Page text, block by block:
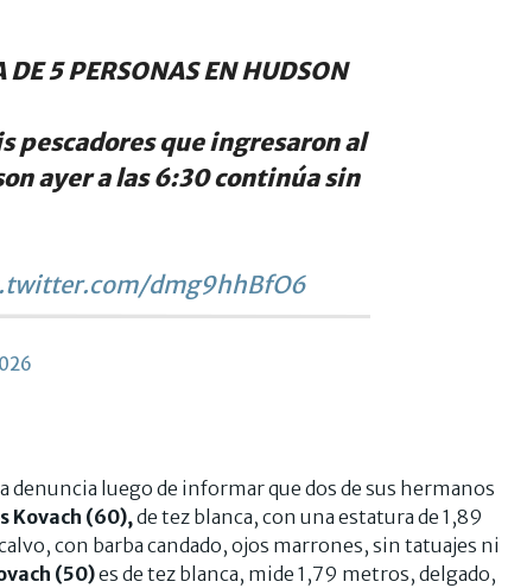
DE 5 PERSONAS EN HUDSON
pescadores que ingresaron al
ayer a las 6:30 continúa sin
dmg9hhBfO6
denuncia luego de informar que dos de sus hermanos
Kovach (60), de tez blanca, con una estatura de 1,89
con barba candado, ojos marrones, sin tatuajes ni
(50)es de tez blanca, mide 1,79 metros, delgado,